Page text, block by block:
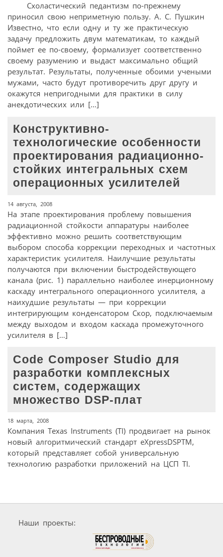
Схоластический педантизм по-прежнему
приносил свою неприметную пользу. А. С. Пушкин
Известно, что если одну и ту же практическую
задачу предложить двум математикам, то каждый
поймет ее по-своему, формализует соответственно
своему разумению и выдаст максимально общий
результат. Результаты, полученные обоими учеными
мужами, часто будут противоречить друг другу и
окажутся непригодными для практики в силу
анекдотических или […]
Конструктивно-
технологические особенности
проектирования радиационно-
стойких интегральных схем
операционных усилителей
14 августа, 2008
На этапе проектирования проблему повышения
радиационной стойкости аппаратуры наиболее
эффективно можно решить соответствующим
выбором способа коррекции переходных и частотных
характеристик усилителя. Наилучшие результаты
получаются при включении быстродействующего
канала (рис. 1) параллельно наиболее инерционному
каскаду интегрального операционного усилителя, а
наихудшие результаты — при коррекции
интегрирующим конденсатором Скор, подключаемым
между выходом и входом каскада промежуточного
усилителя в […]
Code Composer Studio для
разработки комплексных
систем, содержащих
множество DSP-плат
18 марта, 2008
Компания Texas Instruments (TI) продвигает на рынок
новый алгоритмический стандарт eXpressDSPTM,
который представляет собой универсальную
технологию разработки приложений на ЦСП TI.
Наши проекты: